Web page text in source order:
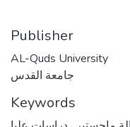
Publisher
AL-Quds University
جامعة القدس
Keywords